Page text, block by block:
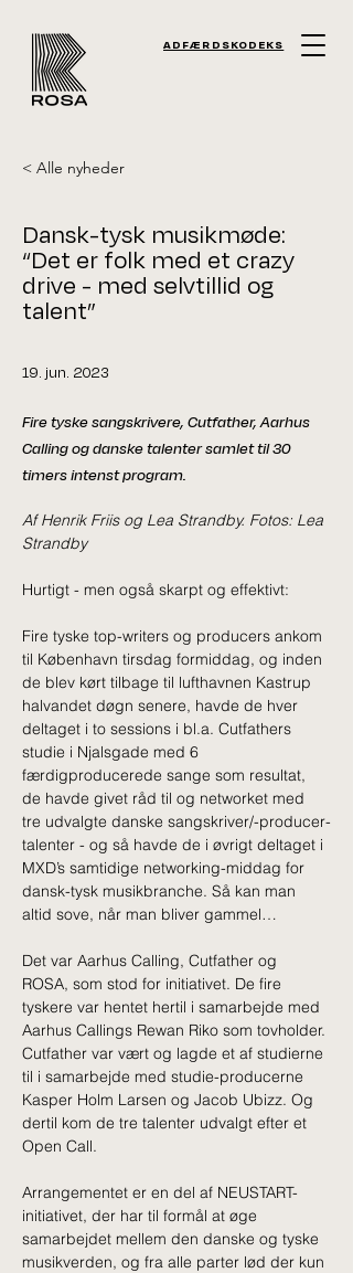
ADFÆRDSKODEKS
< Alle nyheder
Dansk-tysk musikmøde:
“Det er folk med et crazy
drive - med selvtillid og
talent”
19. jun. 2023
Fire tyske sangskrivere, Cutfather, Aarhus
Calling og danske talenter samlet til 30
timers intenst program.
Af Henrik Friis og Lea Strandby. Fotos: Lea
Strandby
Hurtigt - men også skarpt og effektivt:
Fire tyske top-writers og producers ankom
til København tirsdag formiddag, og inden
de blev kørt tilbage til lufthavnen Kastrup
halvandet døgn senere, havde de hver
deltaget i to sessions i bl.a. Cutfathers
studie i Njalsgade med 6
færdigproducerede sange som resultat,
de havde givet råd til og networket med
tre udvalgte danske sangskriver/-producer-
talenter - og så havde de i øvrigt deltaget i
MXD’s samtidige networking-middag for
dansk-tysk musikbranche. Så kan man
altid sove, når man bliver gammel…
Det var Aarhus Calling, Cutfather og
ROSA, som stod for initiativet. De fire
tyskere var hentet hertil i samarbejde med
Aarhus Callings Rewan Riko som tovholder.
Cutfather var vært og lagde et af studierne
til i samarbejde med studie-producerne
Kasper Holm Larsen og Jacob Ubizz. Og
dertil kom de tre talenter udvalgt efter et
Open Call.
Arrangementet er en del af NEUSTART-
initiativet, der har til formål at øge
samarbejdet mellem den danske og tyske
musikverden, og fra alle parter lød der kun